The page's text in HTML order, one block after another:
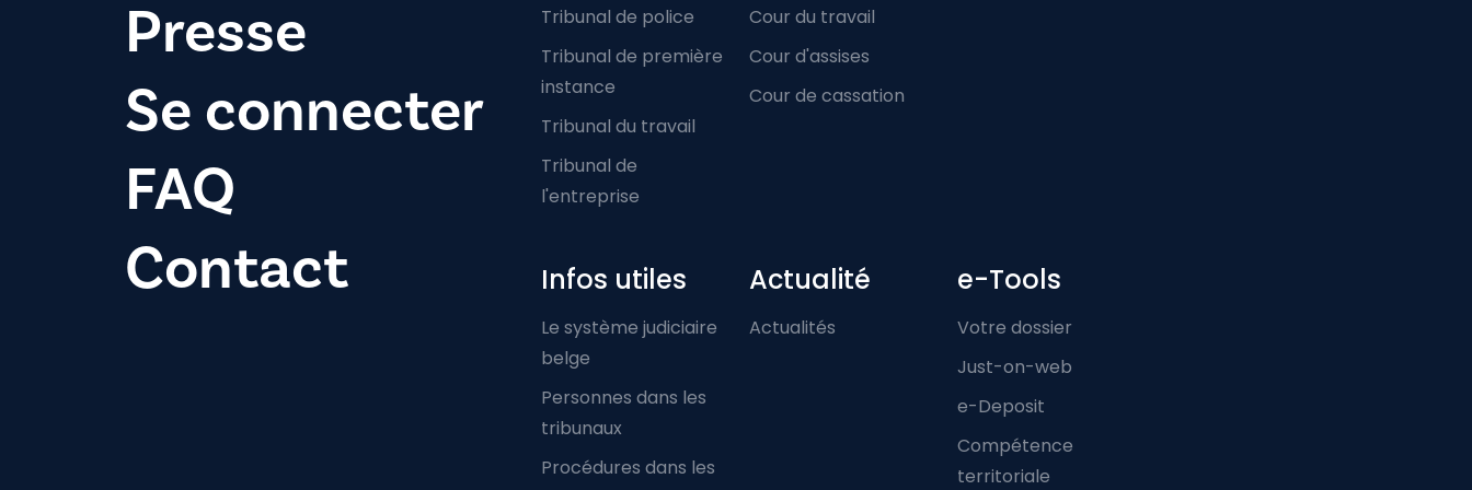
Presse
Se connecter
FAQ
Contact
Tribunal de police
Tribunal de première
instance
Tribunal du travail
Tribunal de
l'entreprise
Cour du travail
Cour d'assises
Cour de cassation
Infos utiles
Le système judiciaire
belge
Personnes dans les
tribunaux
Procédures dans les
Actualité
Actualités
e-Tools
Votre dossier
Just-on-web
e-Deposit
Compétence
territoriale